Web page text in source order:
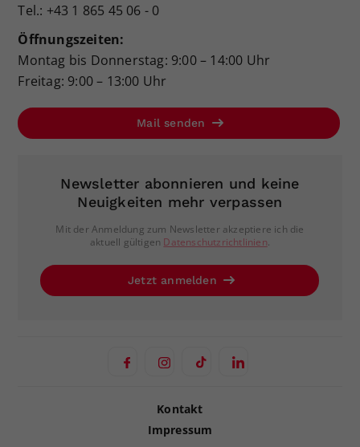
Tel.: +43 1 865 45 06 - 0
Öffnungszeiten:
Montag bis Donnerstag: 9:00 – 14:00 Uhr
Freitag: 9:00 – 13:00 Uhr
Mail senden
Newsletter abonnieren und keine
Neuigkeiten mehr verpassen
Mit der Anmeldung zum Newsletter akzeptiere ich die
aktuell gültigen Datenschutzrichtlinien.
Jetzt anmelden
Kontakt
Impressum